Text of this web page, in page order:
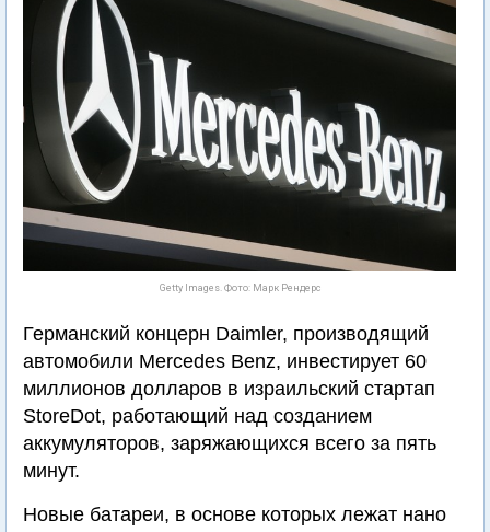
Getty Images. Фото: Марк Рендерс
Германский концерн Daimler, производящий
автомобили Mercedes Benz, инвестирует 60
миллионов долларов в израильский стартап
StoreDot, работающий над созданием
аккумуляторов, заряжающихся всего за пять
минут.
Новые батареи, в основе которых лежат нано